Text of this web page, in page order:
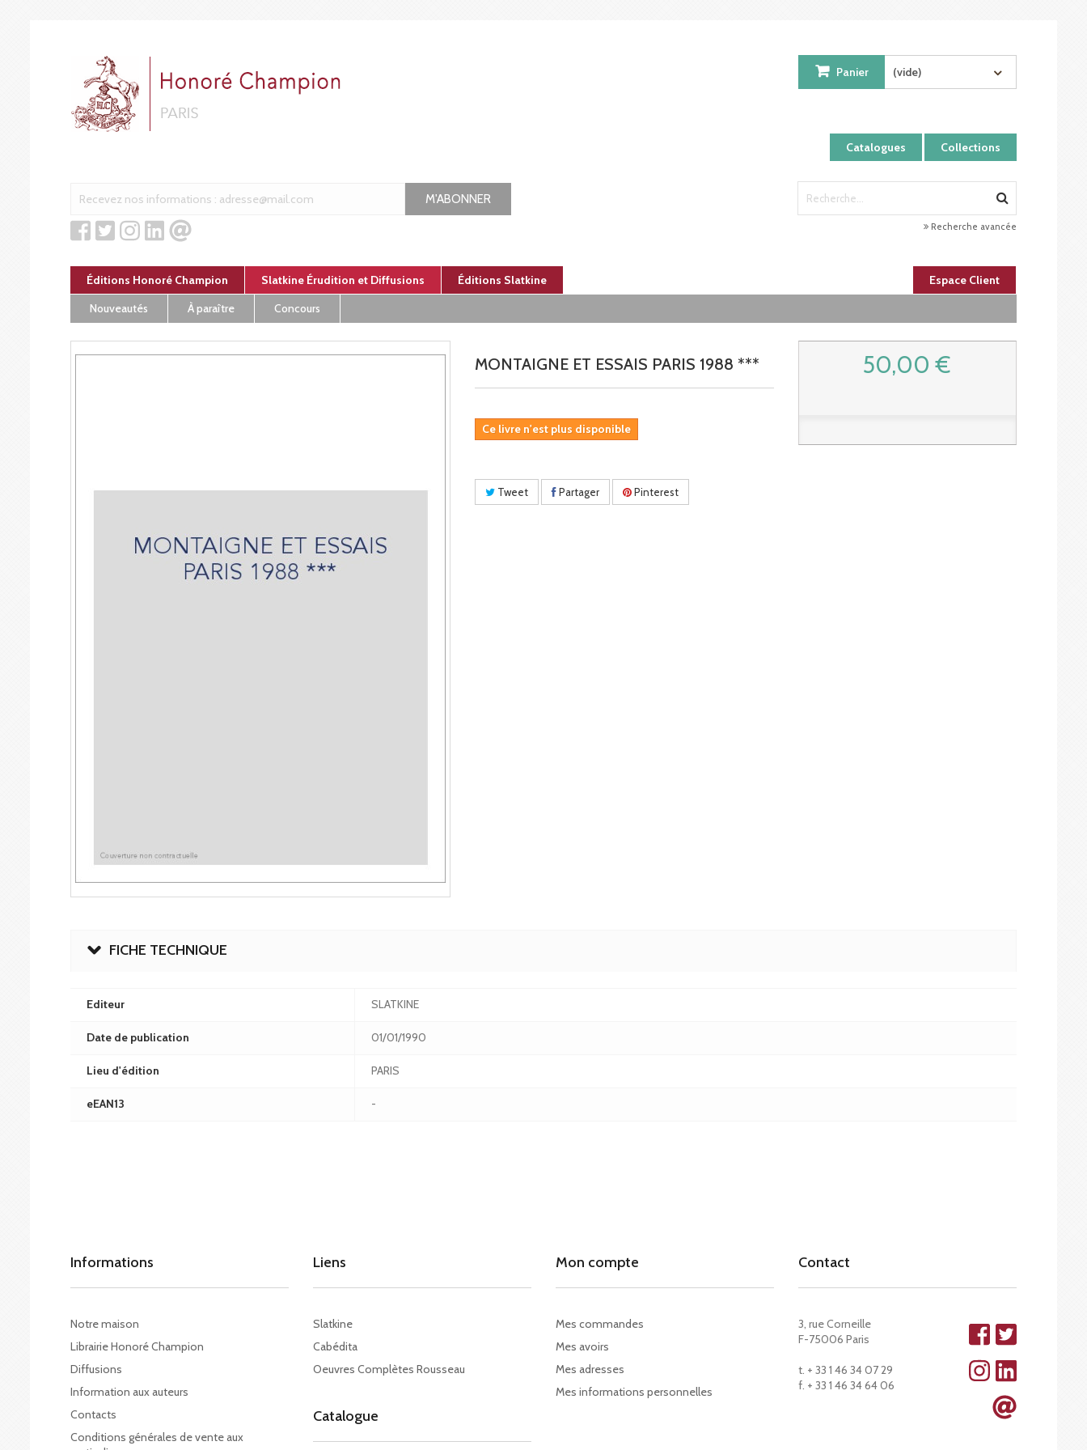
Catalogues Collections
Panier (vide)
M'ABONNER
Recherche avancée
Éditions Honoré Champion Slatkine Érudition et Diffusions Éditions Slatkine
Espace Client
Nouveautés
À paraître Concours
MONTAIGNE ET ESSAIS PARIS 1988 ***
Ce livre n'est plus disponible
Tweet Partager Pinterest
50,00 €
FICHE TECHNIQUE
Editeur SLATKINE
Date de publication 01/01/1990
Lieu d'édition PARIS
eEAN13 -
Informations
Notre maison
Librairie Honoré Champion
Diffusions
Information aux auteurs
Contacts
Conditions générales de vente aux
Liens
Slatkine
Cabédita
Oeuvres Complètes Rousseau
Catalogue
Mon compte
Mes commandes
Mes avoirs
Mes adresses
Mes informations personnelles
Contact
3, rue Corneille
F-75006 Paris
t. + 33 1 46 34 07 29
f. + 33 1 46 34 64 06